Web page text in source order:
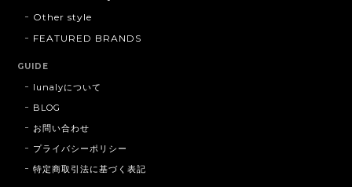
Other style
FEATURED BRANDS
GUIDE
lunalyについて
BLOG
お問い合わせ
プライバシーポリシー
特定商取引法に基づく表記